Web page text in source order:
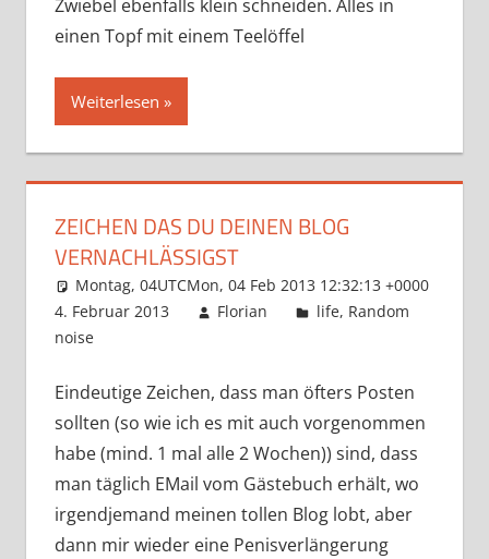
Zwiebel ebenfalls klein schneiden. Alles in
einen Topf mit einem Teelöffel
Weiterlesen
ZEICHEN DAS DU DEINEN BLOG
VERNACHLÄSSIGST
Montag, 04UTCMon, 04 Feb 2013 12:32:13 +0000
4. Februar 2013
Florian life, Random
noise
Eindeutige Zeichen, dass man öfters Posten
sollten (so wie ich es mit auch vorgenommen
habe (mind. 1 mal alle 2 Wochen)) sind, dass
man täglich EMail vom Gästebuch erhält, wo
irgendjemand meinen tollen Blog lobt, aber
dann mir wieder eine Penisverlängerung